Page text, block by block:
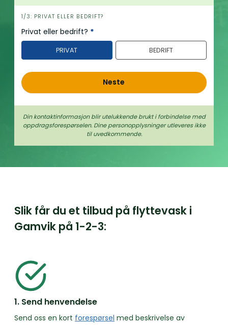
h
e
r
1/3: PRIVAT ELLER BEDRIFT?
Privat eller bedrift? *
PRIVAT BEDRIFT
Neste
Din kontaktinformasjon blir utelukkende brukt i forbindelse med
oppdrags­forespørselen. Dine person­­opplysninger utleveres ikke
til uvedkommende.
Slik får du et tilbud på flyttevask i
Gamvik på 1-2-3:
1. Send henvendelse
Send oss en kort forespørsel med beskrivelse av